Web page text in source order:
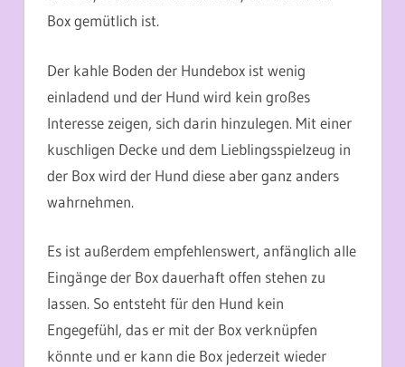
Box gemütlich ist.
Der kahle Boden der Hundebox ist wenig
einladend und der Hund wird kein großes
Interesse zeigen, sich darin hinzulegen. Mit einer
kuschligen Decke und dem Lieblingsspielzeug in
der Box wird der Hund diese aber ganz anders
wahrnehmen.
Es ist außerdem empfehlenswert, anfänglich alle
Eingänge der Box dauerhaft offen stehen zu
lassen. So entsteht für den Hund kein
Engegefühl, das er mit der Box verknüpfen
könnte und er kann die Box jederzeit wieder